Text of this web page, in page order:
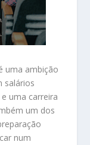
uma ambição
salários
uma carreira
um dos
num